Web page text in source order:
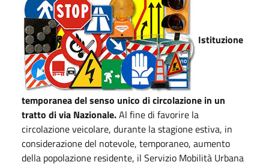
Istituzione
temporanea del senso unico di circolazione in un
tratto di via Nazionale.Al fine di favorire la
circolazione veicolare, durante la stagione estiva, in
considerazione del notevole, temporaneo, aumento
della popolazione residente, il Servizio Mobilità Urbana